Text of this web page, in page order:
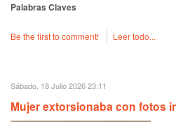
Palabras Claves
Be the first to comment! Leer todo...
Sábado, 18 Julio 2026 23:11
Mujer extorsionaba con fotos